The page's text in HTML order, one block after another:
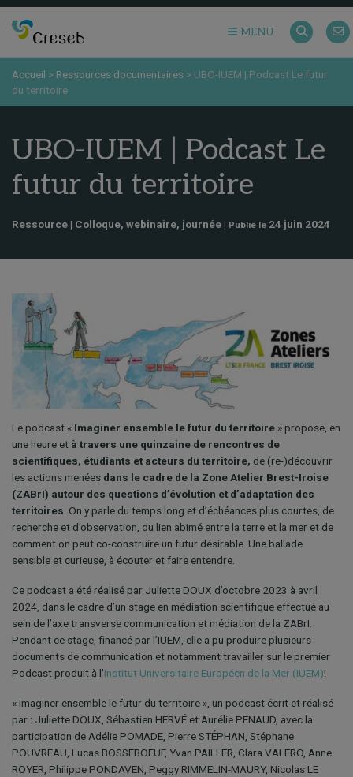
MENU
Accueil > Ressources documentaires > UBO-IUEM | Podcast Le futur
du territoire
UBO-IUEM | Podcast Le
futur du territoire
Ressource | Colloque, webinaire, journée | Publié le 24 juin 2024
Le podcast « Imaginer ensemble le futur du territoire » propose, en
une heure et à travers une quinzaine de rencontres de
scientifiques, étudiants et acteurs du territoire, de (re-)découvrir
les actions menées dans le cadre de la Zone Atelier Brest-Iroise
(ZABrI) autour des questions d’évolution et d’adaptation des
territoires. On y parle du temps long et d’échéances plus courtes, de
recherche et d’observation, du lien abimé entre la terre et la mer et de
comment on peut co-construire un futur désirable. Une ballade
sensible et curieuse, à écouter et faire entendre.
Ce podcast a été réalisé par Juliette DOUX d’octobre 2023 à avril
2024, dans le cadre d’un stage en médiation scientifique effectué au
sein de l’axe transverse communication et médiation de la ZABrI.
Pendant ce stage, financé par l’IUEM, elle a pu produire plusieurs
documents de communication et notamment travailler sur le premier
Podcast produit à l’Institut Universitaire Européen de la Mer (IUEM)!
« Imaginer ensemble le futur du territoire », un podcast écrit et réalisé
par : Juliette DOUX, Sébastien HERVÉ et Aurélie PENAUD, avec la
participation de Adélie POMADE, Pierre STÉPHAN, Stéphane
POUVREAU, Lucas BOSSEBOEUF, Yvan PAILLER, Clara VALERO, Anne
ROYER, Philippe PONDAVEN, Peggy RIMMELIN-MAURY, Nicolas LE